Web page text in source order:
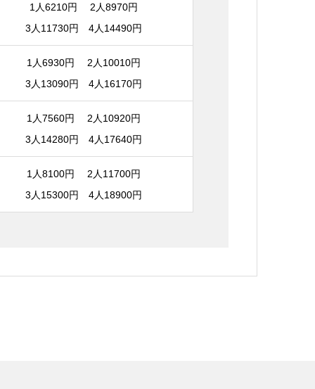
1人6210円 2人8970円
3人11730円 4人14490円
1人6930円 2人10010円
3人13090円 4人16170円
1人7560円 2人10920円
3人14280円 4人17640円
1人8100円 2人11700円
3人15300円 4人18900円